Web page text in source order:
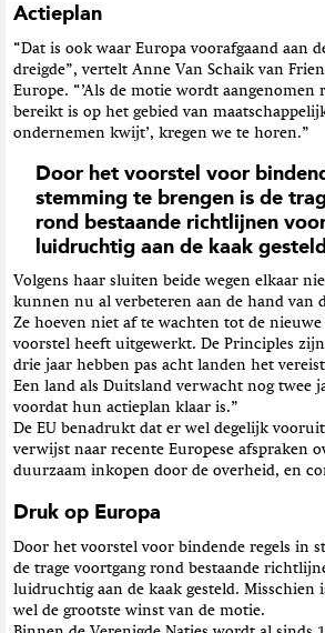
Actieplan
“Dat is ook waar Europa voorafgaand aan
dreigde”, vertelt Anne Van Schaik van
Europe. “’Als de motie wordt aangenomen
bereikt is op het gebied van
ondernemen kwijt’, kregen we te horen.”
Door het voorstel voor
stemming te brengen is de
rond bestaande richtlijnen
luidruchtig aan de kaak gesteld
Volgens haar sluiten beide wegen elkaar
kunnen nu al verbeteren aan de hand van
Ze hoeven niet af te wachten tot de
voorstel heeft uitgewerkt. De Principles
drie jaar hebben pas acht landen het
Een land als Duitsland verwacht nog twee
voordat hun actieplan klaar is.”
De EU benadrukt dat er wel degelijk
verwijst naar recente Europese afspraken
duurzaam inkopen door de overheid, en
Druk op Europa
Door het voorstel voor bindende regels in
de trage voortgang rond bestaande
luidruchtig aan de kaak gesteld. Misschien
wel de grootste winst van de motie.